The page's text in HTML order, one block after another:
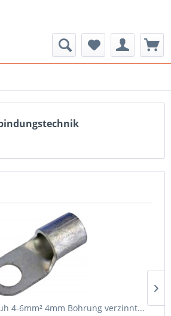
4-6mm² 4mm Bohrung verzinnt...